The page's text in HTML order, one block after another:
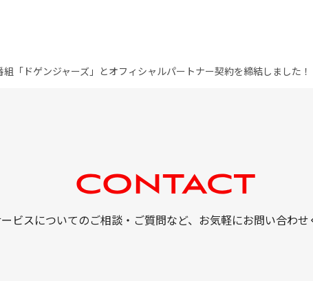
「ドゲンジャーズ」とオフィシャルパートナー契約を締結しました
ビスについてのご相談・ご質問など、 お気軽にお問い合わせ